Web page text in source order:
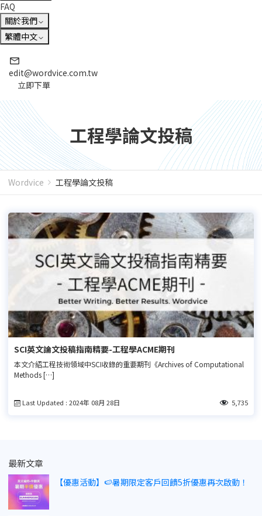
FAQ
關於我們
繁體中文
edit@wordvice.com.tw
立即下單
工程學論文投稿
Wordvice 工程學論文投稿
SCI英文論文投稿指南精要-工程學ACME期刊
本文介紹工程技術領域中SCI收錄的重要期刊《Archives of Computational
Methods […]
Last Updated : 2024年 08月 28日 5,735
最新文章
【優惠活動】🍉暑期限定客戶回饋5折優惠再次啟動！